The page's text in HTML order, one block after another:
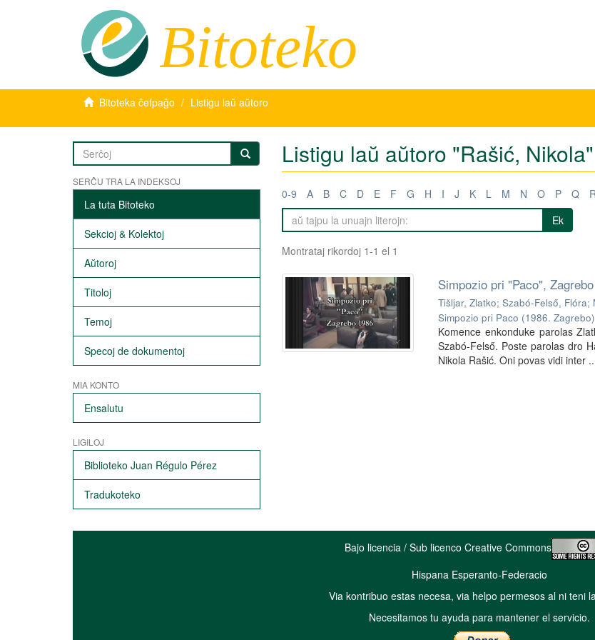
Bitoteko
Bitoteka ĉefpaĝo Listigu laŭ aŭtoro
SERĈU TRA LA INDEKSOJ
La tuta Bitoteko
Sekcioj & Kolektoj
Aŭtoroj
Titoloj
Temoj
Specoj de dokumentoj
MIA KONTO
Ensalutu
LIGILOJ
Biblioteko Juan Régulo Pérez
Tradukoteko
Listigu laŭ aŭtoro "Rašić, Nikola"
0-9 A B C D E F G H I J K L M N O P Q R
Ek
Montrataj rikordoj 1-1 el 1
Simpozio pri "Paco",
Tišljar, Zlatko; Szabó-Felső, Flóra;
Simpozio pri Paco (1986. Zagrebo)
Komence enkonduke parolas
Szabó-Felső. Poste parolas dro
Nikola Rašić. Oni povas vidi inter
Bajo licencia / Sub licenco Creative Commons
Hispana Esperanto-Federacio
Via kontribuo estas necesa, via helpo permesos al ni teni
Necesitamos tu ayuda para mantener el servicio.